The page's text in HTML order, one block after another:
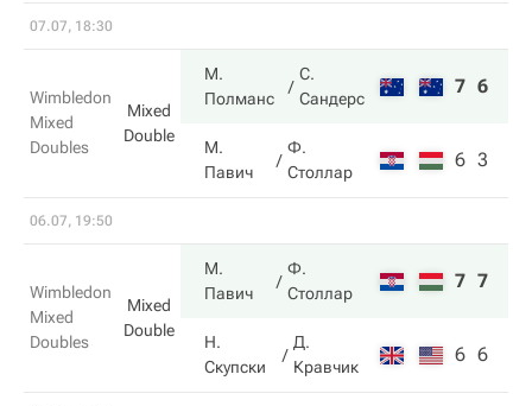
07.07, 18:30
Wimbledon
Mixed
Doubles
Mixed
Double
М.
Полманс
С.
Сандерс
7 6
М.
Павич
Ф.
Столлар
6 3
06.07, 19:50
Wimbledon
Mixed
Doubles
Mixed
Double
М.
Павич
Ф.
Столлар
7 7
Н.
Скупски
Д.
Кравчик
6 6